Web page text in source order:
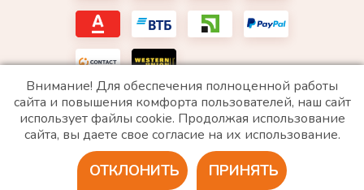
*WhatsApp принадлежит компании Meta, которая признана экстремистской и запрещена в
РФ
2020 © Все права защищены. ИП «Войтенко»
Разработка сайта
Внимание! Для обеспечения полноценной работы
сайта и повышения комфорта пользователей, наш сайт
использует файлы cookie. Продолжая использование
сайта, вы даете свое согласие на их использование.
ПРИНЯТЬ
ОТКЛОНИТЬ